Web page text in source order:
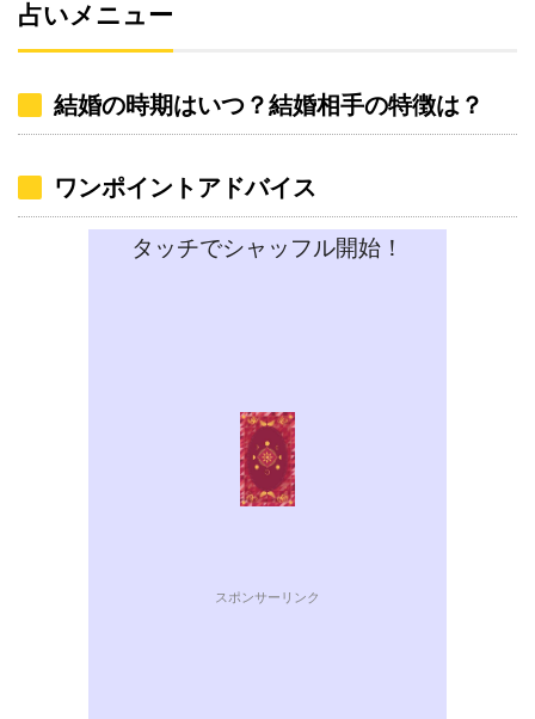
占いメニュー
結婚の時期はいつ？結婚相手の特徴は？
ワンポイントアドバイス
タッチでシャッフル開始！
スポンサーリンク